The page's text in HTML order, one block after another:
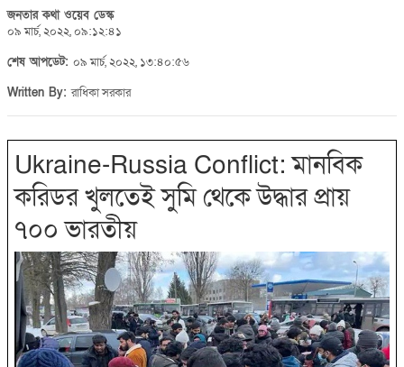
জনতার কথা ওয়েব ডেস্ক
০৯ মার্চ, ২০২২, ০৯:১২:৪১
শেষ আপডেট: ০৯ মার্চ, ২০২২, ১৩:৪০:৫৬
Written By:রাধিকা সরকার
Ukraine-Russia Conflict: মানবিক
করিডর খুলতেই সুমি থেকে উদ্ধার প্রায়
৭০০ ভারতীয়